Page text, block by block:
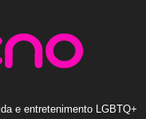
e entretenimento LGBTQ+